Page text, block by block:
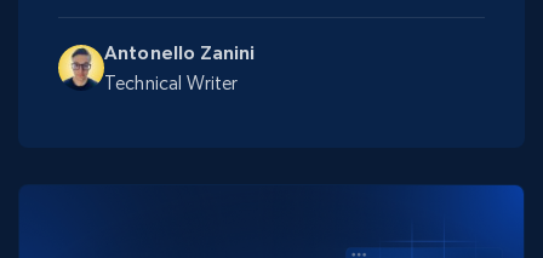
Antonello Zanini
Technical Writer